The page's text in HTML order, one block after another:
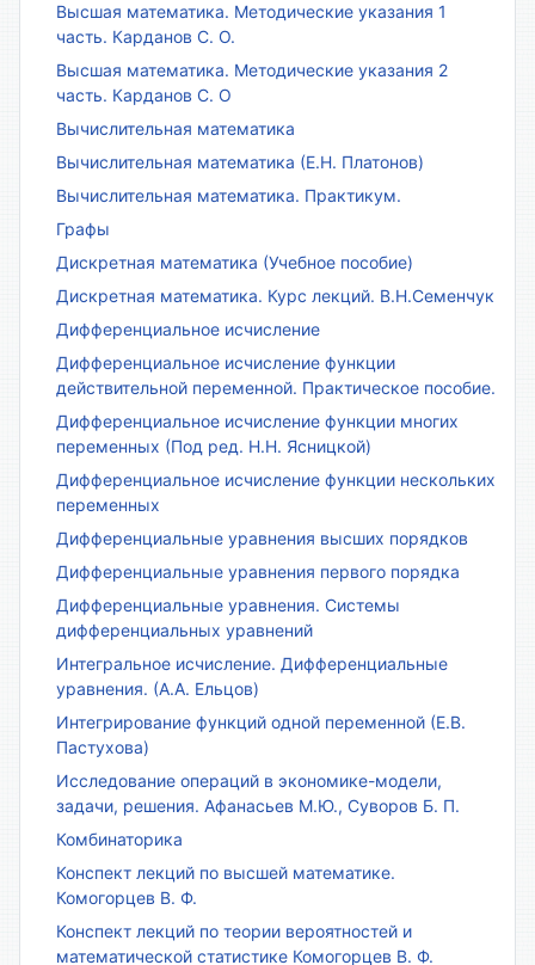
Высшая математика. Методические указания 1
часть. Карданов С. О.
Высшая математика. Методические указания 2
часть. Карданов С. О
Вычислительная математика
Вычислительная математика (Е.Н. Платонов)
Вычислительная математика. Практикум.
Графы
Дискретная математика (Учебное пособие)
Дискретная математика. Курс лекций. В.Н.Семенчук
Дифференциальное исчисление
Дифференциальное исчисление функции
действительной переменной. Практическое пособие.
Дифференциальное исчисление функции многих
переменных (Под ред. Н.Н. Ясницкой)
Дифференциальное исчисление функции нескольких
переменных
Дифференциальные уравнения высших порядков
Дифференциальные уравнения первого порядка
Дифференциальные уравнения. Системы
дифференциальных уравнений
Интегральное исчисление. Дифференциальные
уравнения. (А.А. Ельцов)
Интегрирование функций одной переменной (Е.В.
Пастухова)
Исследование операций в экономике-модели,
задачи, решения. Афанасьев М.Ю., Суворов Б. П.
Комбинаторика
Конспект лекций по высшей математике.
Комогорцев В. Ф.
Конспект лекций по теории вероятностей и
математической статистике Комогорцев В. Ф.